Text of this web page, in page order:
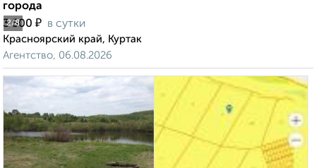
2/8
города
3 500 ₽ в сутки
Красноярский край, Куртак
Агентство, 06.08.2026